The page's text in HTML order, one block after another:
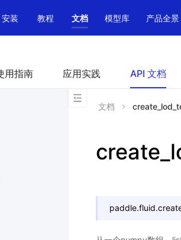
安装
教程 文档 模型库 产品全景
用指南 应用实践 API 文档
文档
paddle.fluid.